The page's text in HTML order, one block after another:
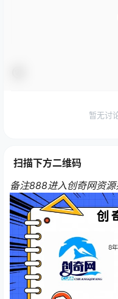
暂无讨
扫描下方二维码
备注888进入创奇网资源